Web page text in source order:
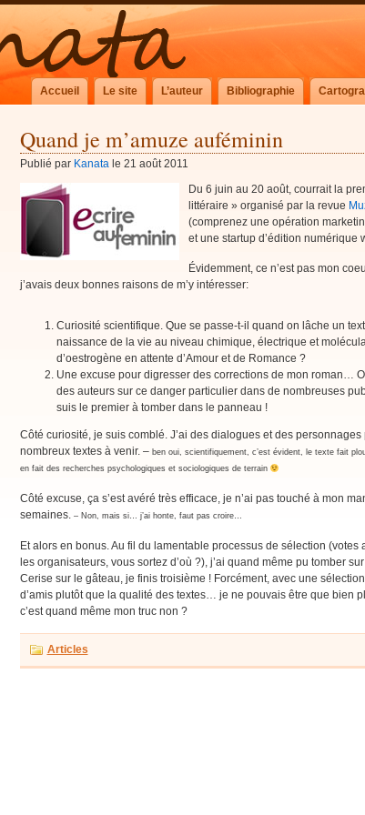
Accueil Le site L’auteur Bibliographie
Quand je m’amuze auféminin
Publié par Kanatale 21 août 2011
Du 6 juin au 20 août, courrait la
littéraire » organisé par la revue
(comprenez une opération
et une startup d’édition numérique
Évidemment, ce n’est pas mon
j’avais deux bonnes raisons de m’y intéresser:
Curiosité scientifique. Que se passe-t-il quand on lâche un
naissance de la vie au niveau chimique, électrique et
d’oestrogène en attente d’Amour et de Romance ?
Une excuse pour digresser des corrections de mon roman…
des auteurs sur ce danger particulier dans de nombreuses
suis le premier à tomber dans le panneau !
Côté curiosité, je suis comblé. J’ai des dialogues et des
nombreux textes à venir. – ben oui, scientifiquement, c’est évident, le texte fait
en fait des recherches psychologiques et sociologiques de terrain
Côté excuse, ça s’est avéré très efficace, je n’ai pas touché à mon
semaines. – Non, mais si… j’ai honte, faut pas croire…
Et alors en bonus. Au fil du lamentable processus de sélection
les organisateurs, vous sortez d’où ?), j’ai quand même pu tomber
Cerise sur le gâteau, je finis troisième ! Forcément, avec une
d’amis plutôt que la qualité des textes… je ne pouvais être que bien
c’est quand même mon truc non ?
Articles